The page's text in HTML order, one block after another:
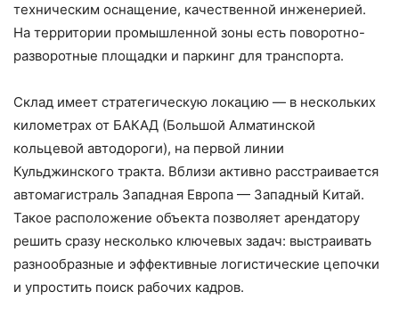
техническим оснащение, качественной инженерией.
На территории промышленной зоны есть поворотно-
разворотные площадки и паркинг для транспорта.
Склад имеет стратегическую локацию — в нескольких
километрах от БАКАД (Большой Алматинской
кольцевой автодороги), на первой линии
Кульджинского тракта. Вблизи активно расстраивается
автомагистраль Западная Европа — Западный Китай.
Такое расположение объекта позволяет арендатору
решить сразу несколько ключевых задач: выстраивать
разнообразные и эффективные логистические цепочки
и упростить поиск рабочих кадров.